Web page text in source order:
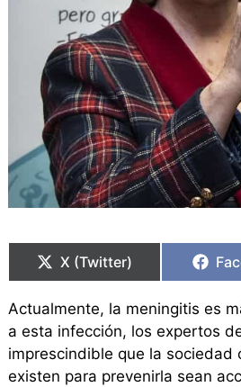
en
X (Twitter)
en
Actualmente, la meningitis es
a esta infección, los expertos
imprescindible que la sociedad
existen para prevenirla sean
en
en